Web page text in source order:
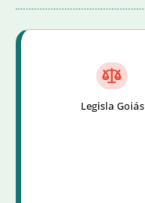
Legisla Goiás